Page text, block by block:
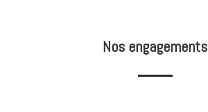
Nos engagements